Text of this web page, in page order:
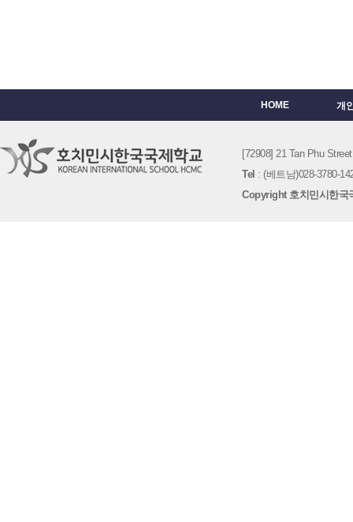
HOME 개
[72908] 21 Tan Phu
Tel : (베트남)028-3780-
Copyright 호치민시한국